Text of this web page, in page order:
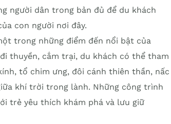
người dân trong bản đủ để du khách
con người nơi đây.
trong những điểm đến nổi bật của
thuyền, cắm trại, du khách có thể tham
tổ chim ưng, đôi cánh thiên thần, nấc
khí trời trong lành. Những công trình
trẻ yêu thích khám phá và lưu giữ